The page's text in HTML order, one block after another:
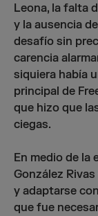
Leona, la falta
y la ausencia
desafío sin
carencia
siquiera había
principal de
que hizo que
ciegas.
En medio de la
González
y adaptarse
que fue